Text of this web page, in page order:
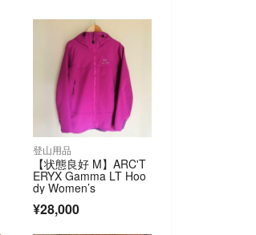
登山用品
【状態良好 M】ARC'T
ERYX Gamma LT Hoo
dy Women’s
¥28,000